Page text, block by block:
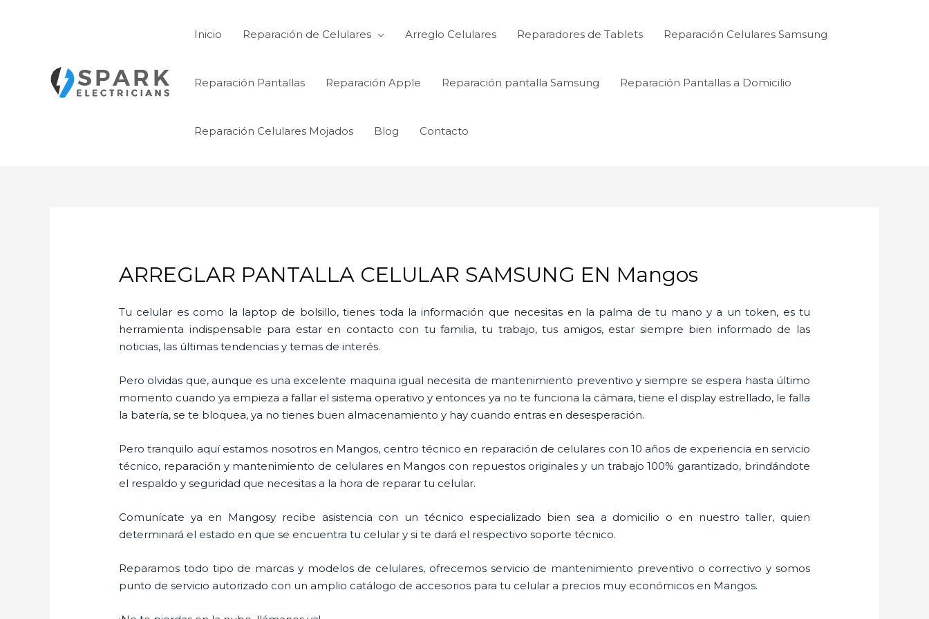
Inicio Reparación de Celulares Arreglo Celulares Reparadores de Tablets Reparación Celulares Samsung
Reparación Pantallas Reparación Apple Reparación pantalla Samsung Reparación Pantallas a Domicilio
Reparación Celulares Mojados Blog Contacto
ARREGLAR PANTALLA CELULAR SAMSUNG EN Mangos
Tu celular es como la laptop de bolsillo, tienes toda la información que necesitas en la palma de tu mano y a un token, es tu
herramienta indispensable para estar en contacto con tu familia, tu trabajo, tus amigos, estar siempre bien informado de las
noticias, las últimas tendencias y temas de interés.
Pero olvidas que, aunque es una excelente maquina igual necesita de mantenimiento preventivo y siempre se espera hasta último
momento cuando ya empieza a fallar el sistema operativo y entonces ya no te funciona la cámara, tiene el display estrellado, le falla
la batería, se te bloquea, ya no tienes buen almacenamiento y hay cuando entras en desesperación.
Pero tranquilo aquí estamos nosotros en Mangos, centro técnico en reparación de celulares con 10 años de experiencia en servicio
técnico, reparación y mantenimiento de celulares en Mangos con repuestos originales y un trabajo 100% garantizado, brindándote
el respaldo y seguridad que necesitas a la hora de reparar tu celular.
Comunícate ya en Mangosy recibe asistencia con un técnico especializado bien sea a domicilio o en nuestro taller, quien
determinará el estado en que se encuentra tu celular y si te dará el respectivo soporte técnico.
Reparamos todo tipo de marcas y modelos de celulares, ofrecemos servicio de mantenimiento preventivo o correctivo y somos
punto de servicio autorizado con un amplio catálogo de accesorios para tu celular a precios muy económicos en Mangos.